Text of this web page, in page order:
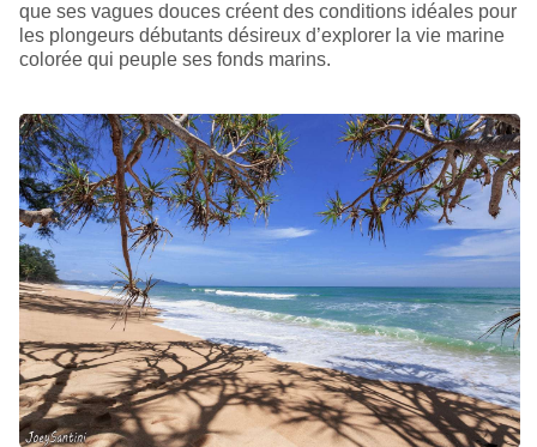
que ses vagues douces créent des conditions idéales pour
les plongeurs débutants désireux d’explorer la vie marine
colorée qui peuple ses fonds marins.